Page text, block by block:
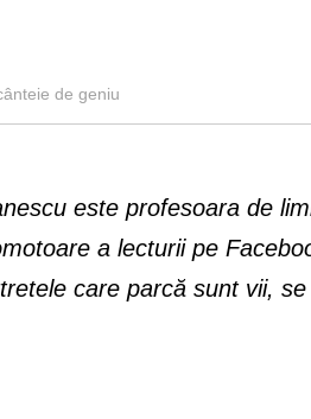
de geniu
este profesoara de
a lecturii pe
care parcă sunt vii,